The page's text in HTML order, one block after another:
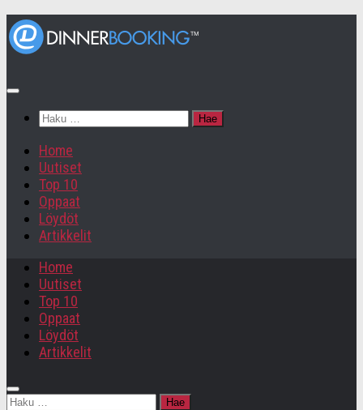
Haku:
Home
Uutiset
Top 10
Oppaat
Löydöt
Artikkelit
Home
Uutiset
Top 10
Oppaat
Löydöt
Artikkelit
Haku: